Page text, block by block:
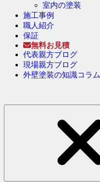
室内の塗装
施工事例
職人紹介
保証
無料お見積
代表親方ブログ
現場親方ブログ
外壁塗装の知識コラム